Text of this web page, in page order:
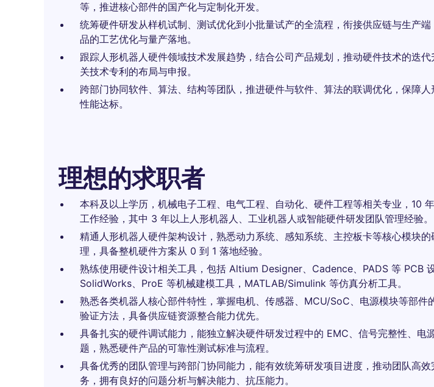
等，推进核心部件的国产化与定制化开发。
统筹硬件研发从样机试制、测试优化到小批量试产的全流程，衔接供应链与生产
品的工艺优化与量产落地。
跟踪人形机器人硬件领域技术发展趋势，结合公司产品规划，推动硬件技术的迭代
关技术专利的布局与申报。
跨部门协同软件、算法、结构等团队，推进硬件与软件、算法的联调优化，保障
性能达标。
理想的求职者
本科及以上学历，机械电子工程、电气工程、自动化、硬件工程等相关专业，10
工作经验，其中 3 年以上人形机器人、工业机器人或智能硬件研发团队管理经验。
精通人形机器人硬件架构设计，熟悉动力系统、感知系统、主控板卡等核心模块的
理，具备整机硬件方案从 0 到 1 落地经验。
熟练使用硬件设计相关工具，包括 Altium Designer、Cadence、PADS 等 PCB
SolidWorks、ProE 等机械建模工具，MATLAB/Simulink 等仿真分析工具。
熟悉各类机器人核心部件特性，掌握电机、传感器、MCU/SoC、电源模块等部件
验证方法，具备供应链资源整合能力优先。
具备扎实的硬件调试能力，能独立解决硬件研发过程中的 EMC、信号完整性、电
题，熟悉硬件产品的可靠性测试标准与流程。
具备优秀的团队管理与跨部门协同能力，能有效统筹研发项目进度，推动团队高效
务，拥有良好的问题分析与解决能力、抗压能力。